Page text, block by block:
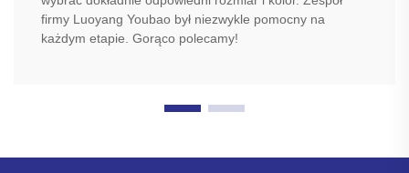
firmy Luoyang Youbao był niezwykle pomocny na
każdym etapie. Gorąco polecamy!